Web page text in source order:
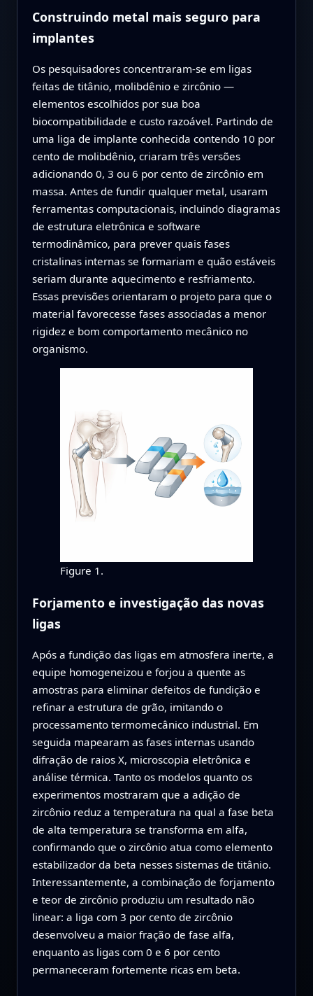
Construindo metal mais seguro para
implantes
Os pesquisadores concentraram‑se em ligas
feitas de titânio, molibdênio e zircônio —
elementos escolhidos por sua boa
biocompatibilidade e custo razoável. Partindo de
uma liga de implante conhecida contendo 10 por
cento de molibdênio, criaram três versões
adicionando 0, 3 ou 6 por cento de zircônio em
massa. Antes de fundir qualquer metal, usaram
ferramentas computacionais, incluindo diagramas
de estrutura eletrônica e software
termodinâmico, para prever quais fases
cristalinas internas se formariam e quão estáveis
seriam durante aquecimento e resfriamento.
Essas previsões orientaram o projeto para que o
material favorecesse fases associadas a menor
rigidez e bom comportamento mecânico no
organismo.
Figure 1.
Forjamento e investigação das novas
ligas
Após a fundição das ligas em atmosfera inerte, a
equipe homogeneizou e forjou a quente as
amostras para eliminar defeitos de fundição e
refinar a estrutura de grão, imitando o
processamento termomecânico industrial. Em
seguida mapearam as fases internas usando
difração de raios X, microscopia eletrônica e
análise térmica. Tanto os modelos quanto os
experimentos mostraram que a adição de
zircônio reduz a temperatura na qual a fase beta
de alta temperatura se transforma em alfa,
confirmando que o zircônio atua como elemento
estabilizador da beta nesses sistemas de titânio.
Interessantemente, a combinação de forjamento
e teor de zircônio produziu um resultado não
linear: a liga com 3 por cento de zircônio
desenvolveu a maior fração de fase alfa,
enquanto as ligas com 0 e 6 por cento
permaneceram fortemente ricas em beta.